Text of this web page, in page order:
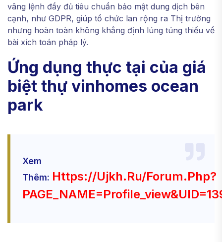
vâng lệnh đầy đủ tiêu chuẩn bảo mật dung dịch bên
cạnh, như GDPR, giúp tổ chức lan rộng ra Thị trường
nhưng hoàn toàn không khẳng định lúng túng thiếu về
bài xích toán pháp lý.
Ứng dụng thực tại của giá
biệt thự vinhomes ocean
park
Xem
Thêm: Https://ujkh.ru/forum.php?